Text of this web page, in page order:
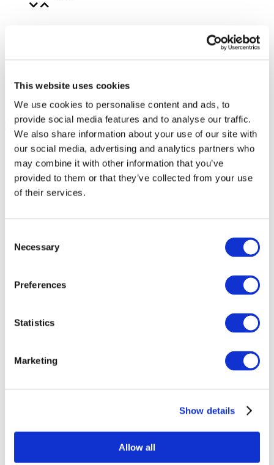
This website uses cookies
We use cookies to personalise content and ads, to
provide social media features and to analyse our traffic.
We also share information about your use of our site with
our social media, advertising and analytics partners who
may combine it with other information that you’ve
provided to them or that they’ve collected from your use
of their services.
Selection
Necessary
Preferences
Statistics
Marketing
Show details
Allow all
Összes
Concertos